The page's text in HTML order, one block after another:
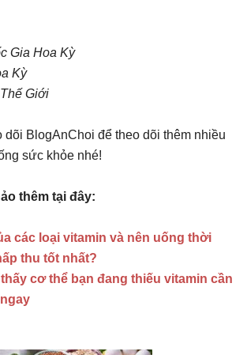
Gia Hoa Kỳ
Kỳ
Giới
dõi BlogAnChoi để theo dõi thêm nhiều
sức khỏe nhé!
thêm tại đây:
các loại vitamin và nên uống thời
thu tốt nhất?
cơ thể bạn đang thiếu vitamin cần